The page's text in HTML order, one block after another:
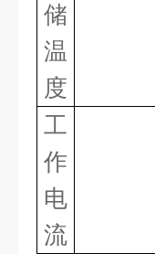
储
温
度
工
作
电
流